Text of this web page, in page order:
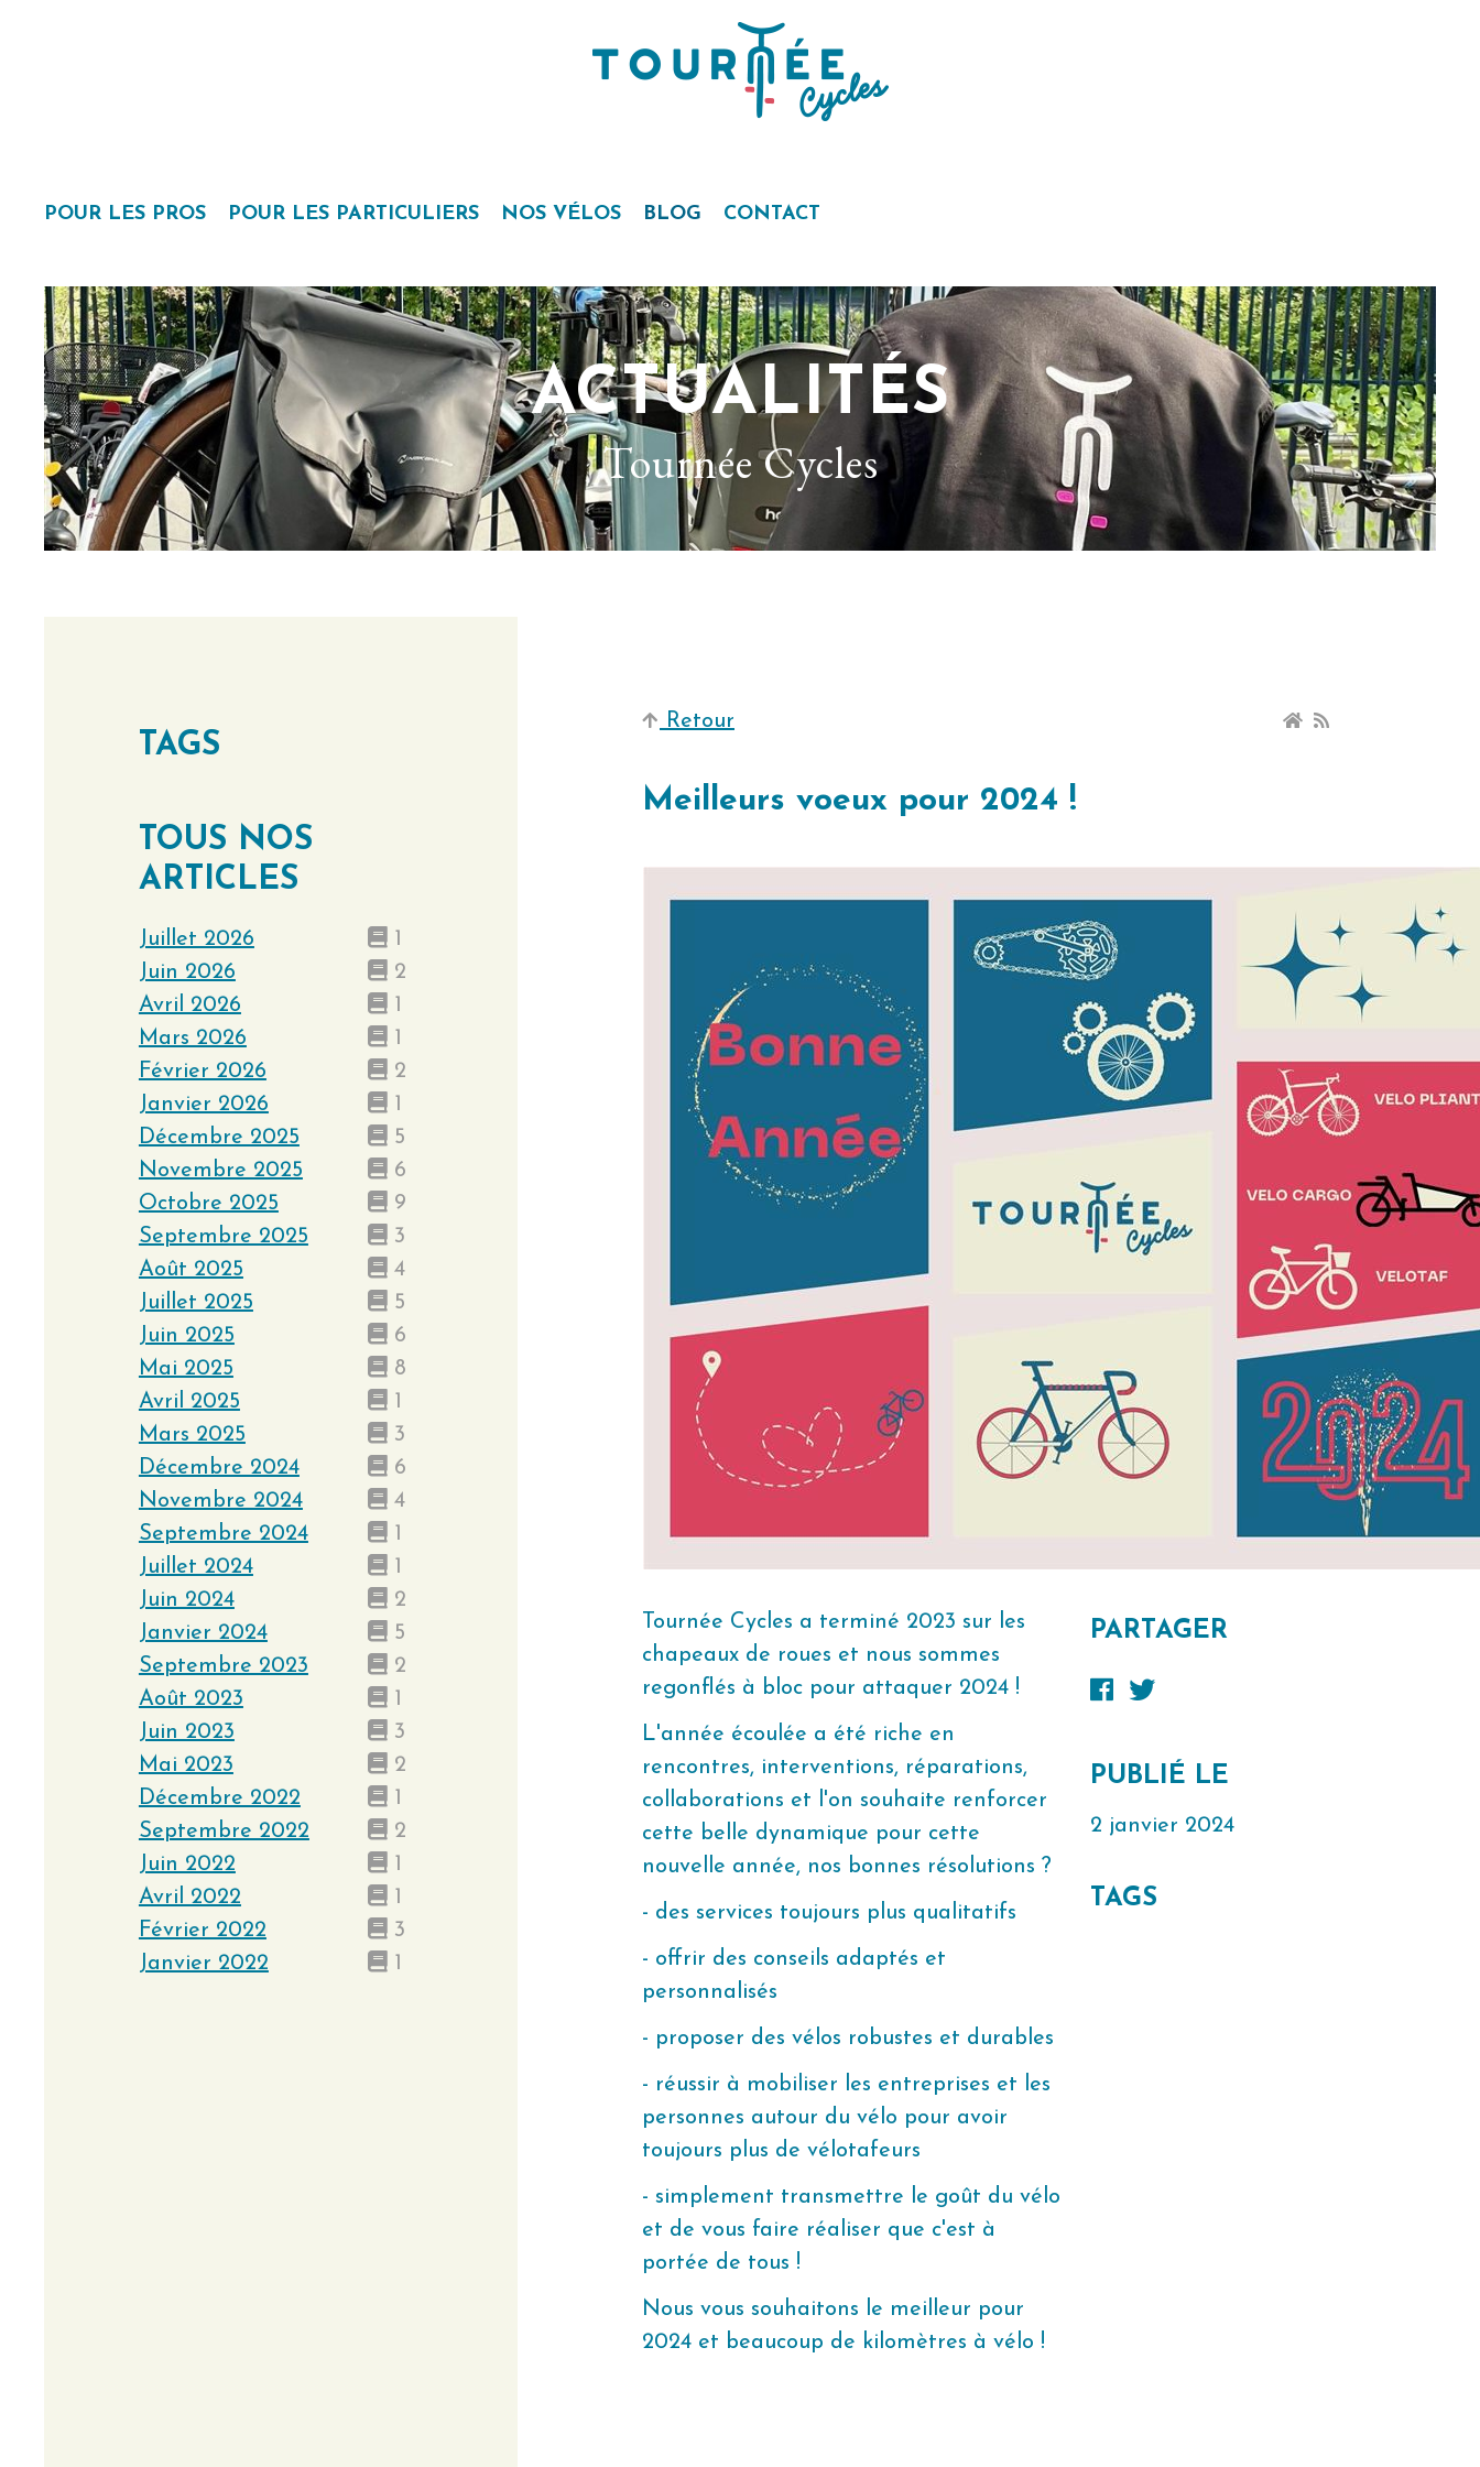
POUR LES PROS POUR LES PARTICULIERS NOS VÉLOS BLOG CONTACT
ACTUALITÉS
Tournée Cycles
Retour
Meilleurs voeux pour 2024 !
PARTAGER
PUBLIÉ LE
2 janvier 2024
TAGS
Tournée Cycles a terminé 2023 sur les
chapeaux de roues et nous sommes
regonflés à bloc pour attaquer 2024 !
L'année écoulée a été riche en
rencontres, interventions, réparations,
collaborations et l'on souhaite renforcer
cette belle dynamique pour cette
nouvelle année, nos bonnes résolutions ?
- des services toujours plus qualitatifs
- offrir des conseils adaptés et
personnalisés
- proposer des vélos robustes et durables
- réussir à mobiliser les entreprises et les
personnes autour du vélo pour avoir
toujours plus de vélotafeurs
- simplement transmettre le goût du vélo
et de vous faire réaliser que c'est à
portée de tous !
Nous vous souhaitons le meilleur pour
2024 et beaucoup de kilomètres à vélo !
TAGS
TOUS NOS
ARTICLES
Juillet 2026
1
Juin 2026
2
Avril 2026
1
Mars 2026
1
Février 2026
2
Janvier 2026
1
Décembre 2025
5
Novembre 2025
6
Octobre 2025
9
Septembre 2025
3
Août 2025
4
Juillet 2025
5
Juin 2025
6
Mai 2025
8
Avril 2025
1
Mars 2025
3
Décembre 2024
6
Novembre 2024
4
Septembre 2024
1
Juillet 2024
1
Juin 2024
2
Janvier 2024
5
Septembre 2023
2
Août 2023
1
Juin 2023
3
Mai 2023
2
Décembre 2022
1
Septembre 2022
2
Juin 2022
1
Avril 2022
1
Février 2022
3
Janvier 2022
1